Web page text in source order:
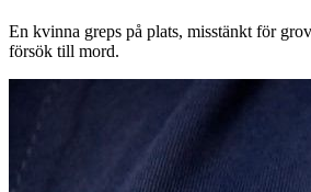
En kvinna greps på plats, misstänkt för
försök till mord.